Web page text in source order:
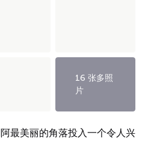
16 张多照
片
最美丽的角落投入一个令人兴